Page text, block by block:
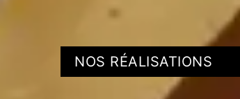
NOS RÉALISATIONS